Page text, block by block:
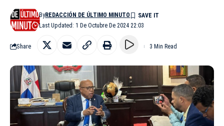
Last Updated: 1 De Octubre De 2024 22:03
ByREDACCIÓN DE ÚLTIMO MINUTO
Share 3 Min Read